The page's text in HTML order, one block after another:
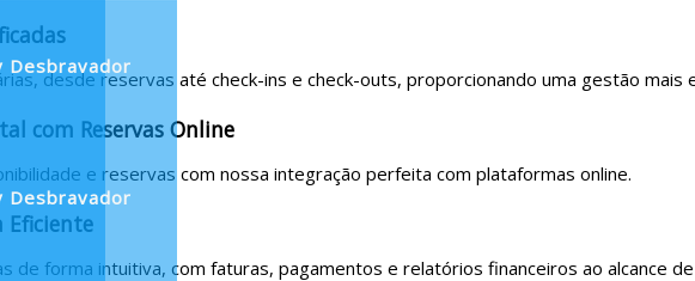
Desbravador
Desbravador
desde reservas até check-ins e check-outs, proporcionando uma gestão mais
com Reservas Online
e reservas com nossa integração perfeita com plataformas online.
Eficiente
de forma intuitiva, com faturas, pagamentos e relatórios financeiros ao alcance